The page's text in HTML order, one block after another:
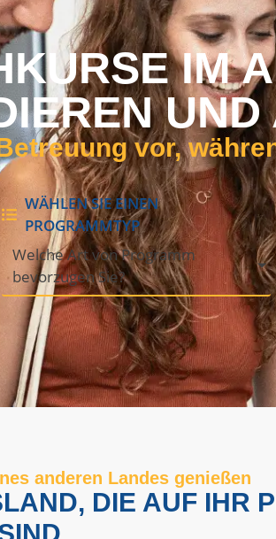
IM
vor,
WÄHLEN SIE EINEN
PROGRAMMTYP
Welche Art von Programm
bevorzugen Sie?
anderen Landes genießen
DIE AUF IHR